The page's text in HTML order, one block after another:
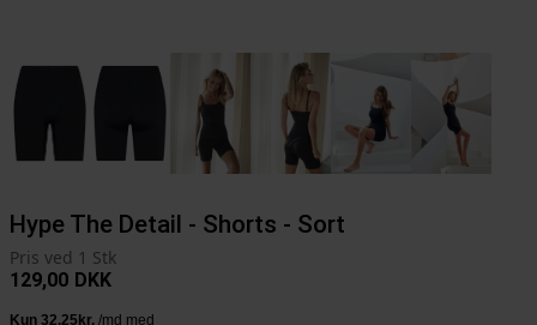
Hype The Detail - Shorts - Sort
Pris ved 1 Stk
129,00 DKK